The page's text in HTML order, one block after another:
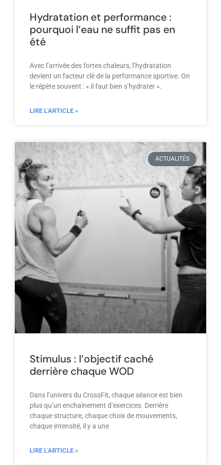
Hydratation et performance :
pourquoi l’eau ne suffit pas en
été
Avec l’arrivée des fortes chaleurs, l’hydratation
devient un facteur clé de la performance sportive. On
le répète souvent : « il faut bien s’hydrater ».
LIRE L'ARTICLE »
ACTUALITÉS
Stimulus : l’objectif caché
derrière chaque WOD
Dans l’univers du CrossFit, chaque séance est bien
plus qu’un enchaînement d’exercices. Derrière
chaque structure, chaque choix de mouvements,
chaque intensité, il y a une
LIRE L'ARTICLE »